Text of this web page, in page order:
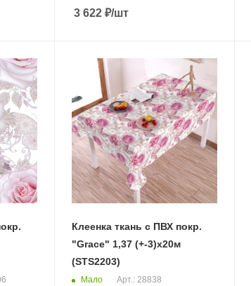
3 622₽/шт
Клеенка ткань с ПВХ покр.
"Grace" 1,37 (+-3)х20м
(STS2203)
Мало Арт.: 28838